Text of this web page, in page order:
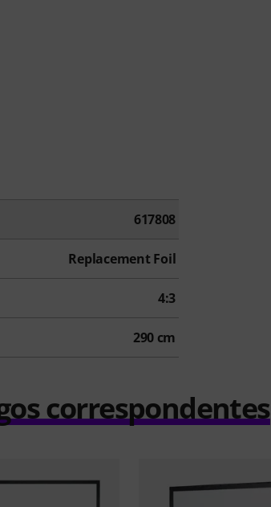
617808
Replacement Foil
4:3
290 cm
correspondentes